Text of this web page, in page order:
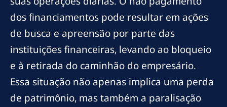
dos financiamentos pode resultar em ações
de busca e apreensão por parte das
instituições financeiras, levando ao bloqueio
e à retirada do caminhão do empresário.
Essa situação não apenas implica uma perda
de patrimônio, mas também a paralisação